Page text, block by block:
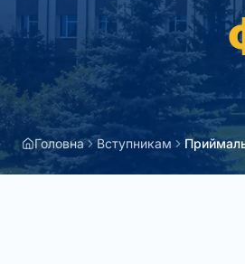
Головна Вступникам